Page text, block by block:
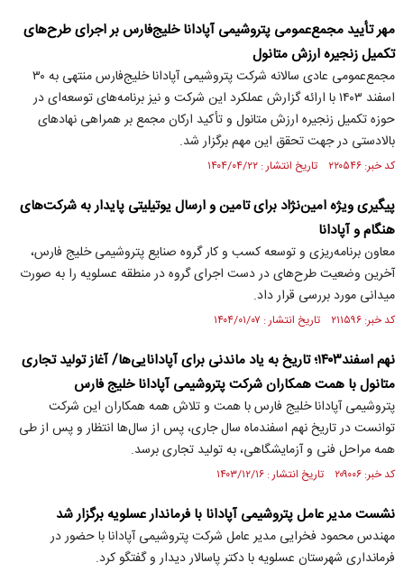
مهر تأیید مجمع‌عمومی پتروشیمی آپادانا خلیج‌فارس بر اجرای طرح‌های
تکمیل زنجیره ارزش متانول
مجمع‌عمومی عادی سالانه شرکت پتروشیمی آپادانا خلیج‌فارس منتهی به ۳۰
اسفند ۱۴۰۳ با ارائه گزارش عملکرد این شرکت و نیز برنامه‌های توسعه‌ای در
حوزه تکمیل زنجیره ارزش متانول و تأکید ارکان مجمع بر همراهی نهادهای
بالادستی در جهت تحقق این مهم برگزار شد.
کد خبر: ۲۲۰۵۴۶ تاریخ انتشار : ۱۴۰۴/۰۴/۲۲
پیگیری ویژه امین‌نژاد برای تامین و ارسال یوتیلیتی پایدار به شرکت‌های
هنگام و آپادانا
معاون برنامه‌ریزی و توسعه کسب و کار گروه صنایع پتروشیمی خلیج فارس،
آخرین وضعیت طرح‌های در دست اجرای گروه در منطقه عسلویه را به صورت
میدانی مورد بررسی قرار داد.
کد خبر: ۲۱۱۵۹۶ تاریخ انتشار : ۱۴۰۴/۰۱/۰۷
نهم اسفند۱۴۰۳؛ تاریخ به یاد ماندنی برای آپادانایی‌ها/ آغاز تولید تجاری
متانول با همت همکاران شرکت پتروشیمی آپادانا خلیج فارس
پتروشیمی آپادانا خلیج فارس با همت و تلاش همه همکاران این شرکت
توانست در تاریخ نهم اسفندماه سال جاری، پس از سال‌ها انتظار و پس از طی
همه مراحل فنی و آزمایشگاهی، به تولید تجاری برسد.
کد خبر: ۲۰۹۰۰۶ تاریخ انتشار : ۱۴۰۳/۱۲/۱۶
نشست مدیر عامل پتروشیمی آپادانا با فرماندار عسلویه برگزار شد
مهندس محمود فخرایی مدیر عامل شرکت پتروشیمی آپادانا با حضور در
فرمانداری شهرستان عسلویه با دکتر پاسالار دیدار و گفتگو کرد.